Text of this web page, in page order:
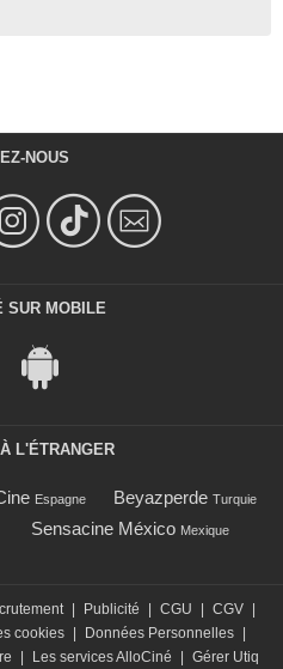
NOUS
SUR MOBILE
L'ÉTRANGER
Espagne Beyazperde Turquie
Sensacine México Mexique
Publicité CGU CGV
cookies Données Personnelles
Les services AlloCiné Gérer Utiq